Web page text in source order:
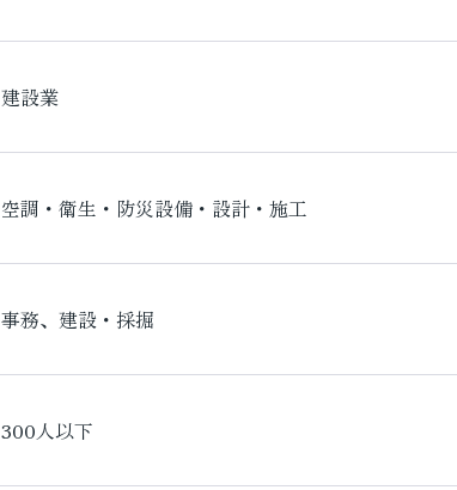
建設業
空調・衛生・防災設備・設計・施工
事務、建設・採掘
300人以下